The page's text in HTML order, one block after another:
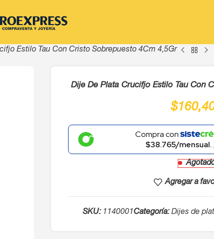
Estilo Tau Con Cristo Sobrepuesto 4Cm 4,5Gr
Dije De Plata Crucifjo Estilo Tau Con
$
Compra con
$38.765/mensual.
Agregar a
SKU: 1140001Categoría: Dijes de